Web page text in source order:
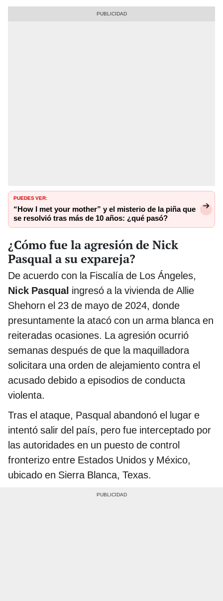
PUEDES VER:
“How I met your mother” y el misterio de la piña que
se resolvió tras más de 10 años: ¿qué pasó?
¿Cómo fue la agresión de Nick
Pasqual a su expareja?
De acuerdo con la Fiscalía de Los Ángeles,
Nick Pasqual ingresó a la vivienda de Allie
Shehorn el 23 de mayo de 2024, donde
presuntamente la atacó con un arma blanca en
reiteradas ocasiones. La agresión ocurrió
semanas después de que la maquilladora
solicitara una orden de alejamiento contra el
acusado debido a episodios de conducta
violenta.
Tras el ataque, Pasqual abandonó el lugar e
intentó salir del país, pero fue interceptado por
las autoridades en un puesto de control
fronterizo entre Estados Unidos y México,
ubicado en Sierra Blanca, Texas.